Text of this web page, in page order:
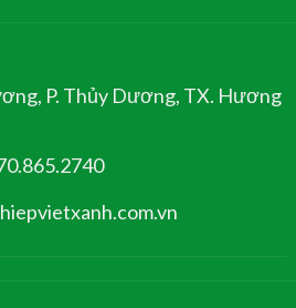
P. Thủy Dương, TX. Hương